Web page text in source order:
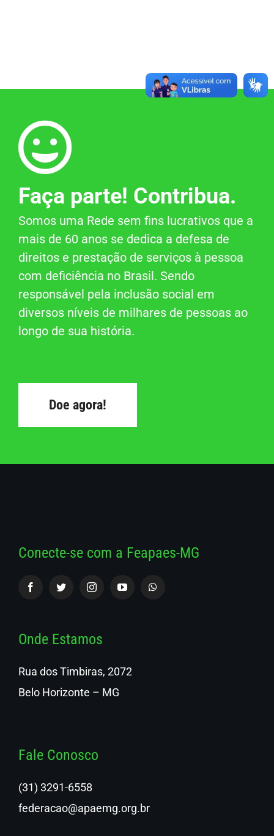
Faça parte! Contribua.
Somos uma Rede sem fins lucrativos que a
mais de 60 anos se dedica a defesa de
direitos e prestação de serviços à pessoa
com deficiência no Brasil. Sendo
responsável pela inclusão social em
diversos níveis de milhares de pessoas ao
longo de sua história.
Doe agora!
Conecte-se com a Feapaes-MG
Onde Estamos
Rua dos Timbiras, 2072
Belo Horizonte – MG
Fale Conosco
(31) 3291-6558
federacao@apaemg.org.br